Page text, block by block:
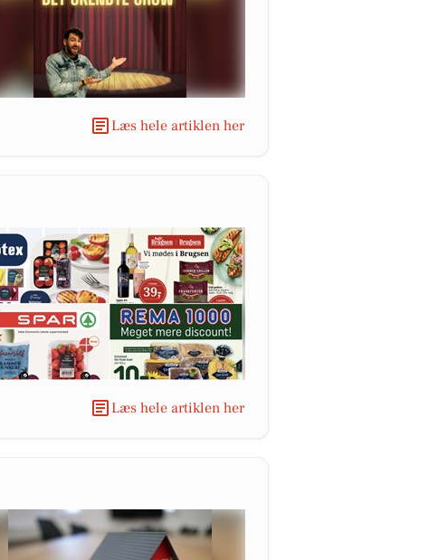
Læs hele artiklen her
Læs hele artiklen her